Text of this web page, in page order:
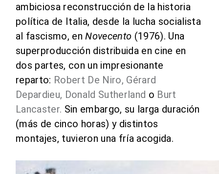
ambiciosa reconstrucción de la historia
política de Italia, desde la lucha socialista
al fascismo, enNovecento (1976). Una
superproducción distribuida en cine en
dos partes, con un impresionante
reparto: Robert De Niro, Gérard
Depardieu, Donald Sutherland o Burt
Lancaster. Sin embargo, su larga duración
(más de cinco horas) y distintos
montajes, tuvieron una fría acogida.